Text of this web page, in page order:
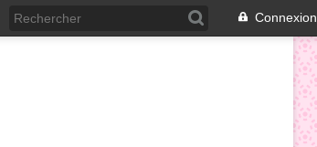
Connexion